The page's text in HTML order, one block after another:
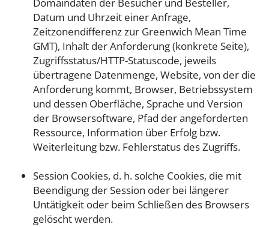
Domaindaten der Besucher und Besteller,
Datum und Uhrzeit einer Anfrage,
Zeitzonendifferenz zur Greenwich Mean Time
GMT), Inhalt der Anforderung (konkrete Seite),
Zugriffsstatus/HTTP-Statuscode, jeweils
übertragene Datenmenge, Website, von der die
Anforderung kommt, Browser, Betriebssystem
und dessen Oberfläche, Sprache und Version
der Browsersoftware, Pfad der angeforderten
Ressource, Information über Erfolg bzw.
Weiterleitung bzw. Fehlerstatus des Zugriffs.
Session Cookies, d. h. solche Cookies, die mit
Beendigung der Session oder bei längerer
Untätigkeit oder beim Schließen des Browsers
gelöscht werden.